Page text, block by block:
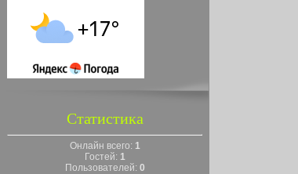
Статистика
Онлайн всего: 1
Гостей: 1
Пользователей: 0